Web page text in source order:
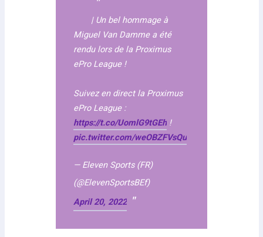
| Un bel hommage à
Miguel Van Damme a été
rendu lors de la Proximus
ePro League !
Suivez en direct la Proximus
ePro League :
https://t.co/UomlG9tGEh !
pic.twitter.com/weOBZFVsQu
— Eleven Sports (FR)
(@ElevenSportsBEf)
April 20, 2022